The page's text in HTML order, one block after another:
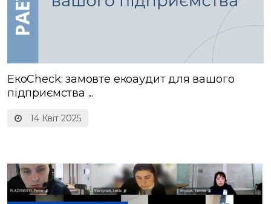
14 Квіт 2025
ЕкоCheck: замовте екоаудит для вашого
підприємства ...